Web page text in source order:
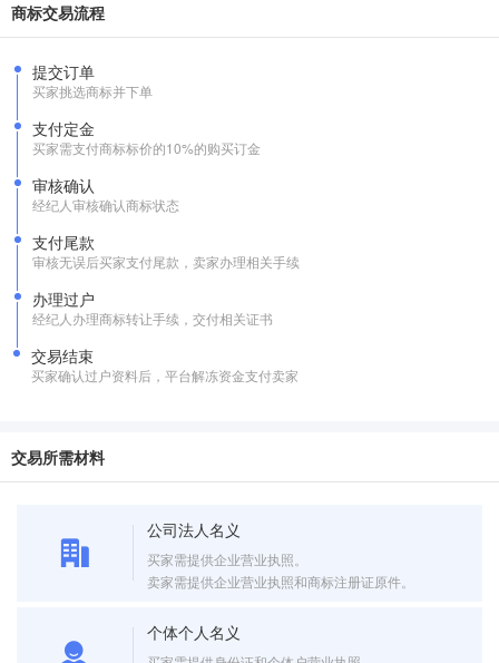
商标交易流程
提交订单
买家挑选商标并下单
支付定金
买家需支付商标标价的10%的购买订金
审核确认
经纪人审核确认商标状态
支付尾款
审核无误后买家支付尾款，卖家办理相关手续
办理过户
经纪人办理商标转让手续，交付相关证书
交易结束
买家确认过户资料后，平台解冻资金支付卖家
交易所需材料
公司法人名义
买家需提供企业营业执照。
卖家需提供企业营业执照和商标注册证原件。
个体个人名义